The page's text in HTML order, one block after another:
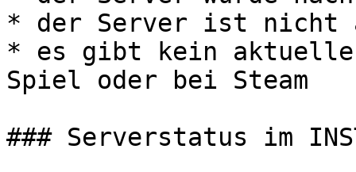
* der Server ist nicht
* es gibt kein aktuelles
Spiel oder bei Steam
### Serverstatus im